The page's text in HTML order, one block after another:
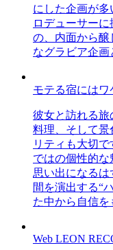
にした企画が多
ロデューサー
の、内面から醸
なグラビア企画
モテる宿にはワ
彼女と訪れる
料理、そして景
リティも大切
ではの個性的
思い出になる
間を演出する“
た中から自信を
Web LEON